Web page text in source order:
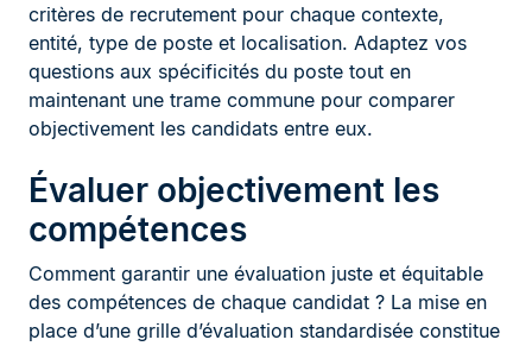
critères de recrutement pour chaque contexte,
entité, type de poste et localisation. Adaptez vos
questions aux spécificités du poste tout en
maintenant une trame commune pour comparer
objectivement les candidats entre eux.
Évaluer objectivement les
compétences
Comment garantir une évaluation juste et équitable
des compétences de chaque candidat ? La mise en
place d’une grille d’évaluation standardisée constitue